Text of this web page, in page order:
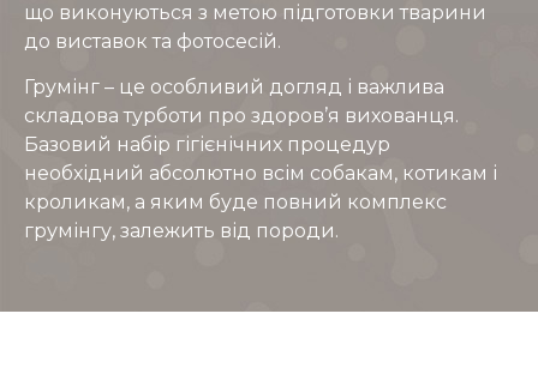
що виконуються з метою підготовки тварини
до виставок та фотосесій.
Грумінг – це особливий догляд і важлива
складова турботи про здоров’я вихованця.
Базовий набір гігієнічних процедур
необхідний абсолютно всім собакам, котикам і
кроликам, а яким буде повний комплекс
грумінгу, залежить від породи.